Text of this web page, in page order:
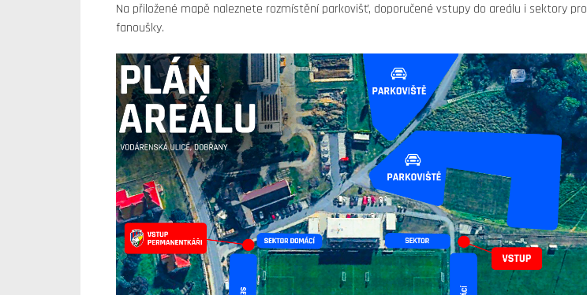
Na přiložené mapě naleznete rozmístění parkovišť, doporučené vstupy do areálu i sektory pro
fanoušky.